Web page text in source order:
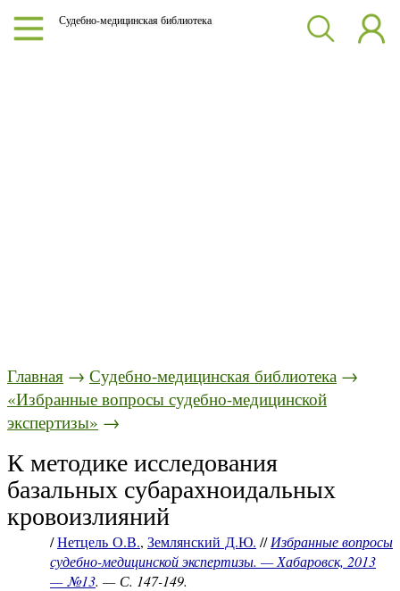
Судебно-медицинская библиотека
Главная → Судебно-медицинская библиотека →
«Избранные вопросы судебно-медицинской
экспертизы» →
К методике исследования
базальных субарахноидальных
кровоизлияний
/Нетцель О.В., Землянский Д.Ю. //Избранные вопросы
судебно-медицинской экспертизы. — Хабаровск, 2013
— №13. — С. 147-149.